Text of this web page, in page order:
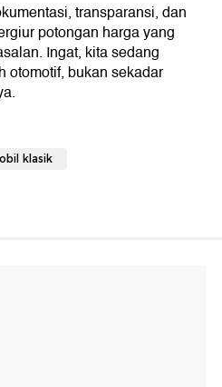
transparansi, dan
potongan harga yang
Ingat, kita sedang
otomotif, bukan sekadar
klasik